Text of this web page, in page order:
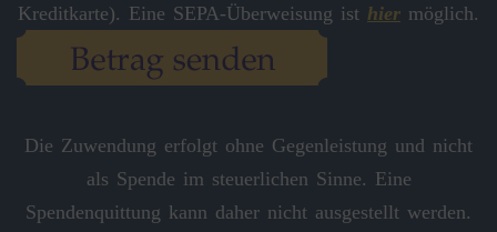
Kreditkarte). Eine SEPA-Überweisung ist hier möglich.
Die Zuwendung erfolgt ohne Gegenleistung und nicht
als Spende im steuerlichen Sinne. Eine
Spendenquittung kann daher nicht ausgestellt werden.